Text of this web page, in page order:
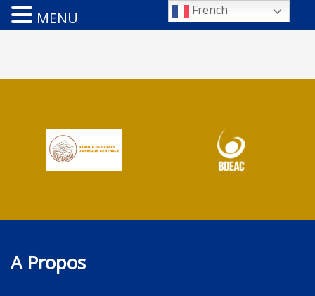
A Propos
French
MENU